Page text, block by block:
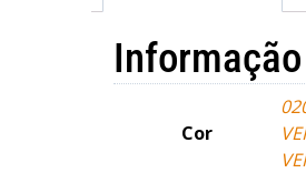
Cor